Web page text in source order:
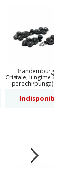
Brandemburg cu
Cristale, lungime 8
perechi/punga)Cod:
Indisponibil